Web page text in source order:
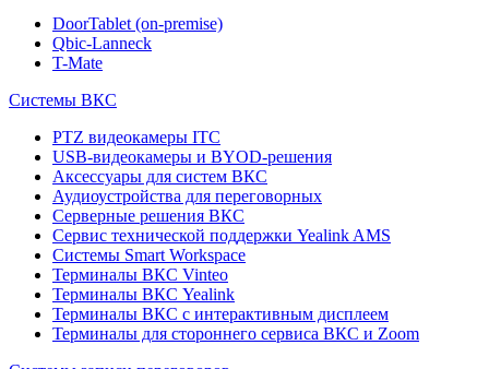
DoorTablet (on-premise)
Qbic-Lanneck
T-Mate
Системы ВКС
PTZ видеокамеры ITC
USB-видеокамеры и BYOD-решения
Аксессуары для систем ВКС
Аудиоустройства для переговорных
Серверные решения ВКС
Сервис технической поддержки Yealink AMS
Системы Smart Workspace
Терминалы ВКС Vinteo
Терминалы ВКС Yealink
Терминалы ВКС с интерактивным дисплеем
Терминалы для стороннего сервиса ВКС и Zoom